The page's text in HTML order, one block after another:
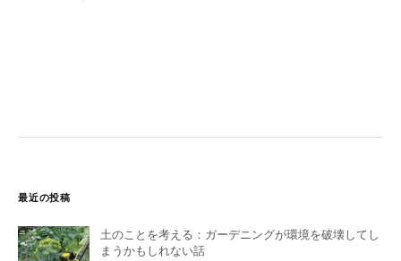
最近の投稿
土のことを考える：ガーデニングが環境を破壊してし
まうかもしれない話